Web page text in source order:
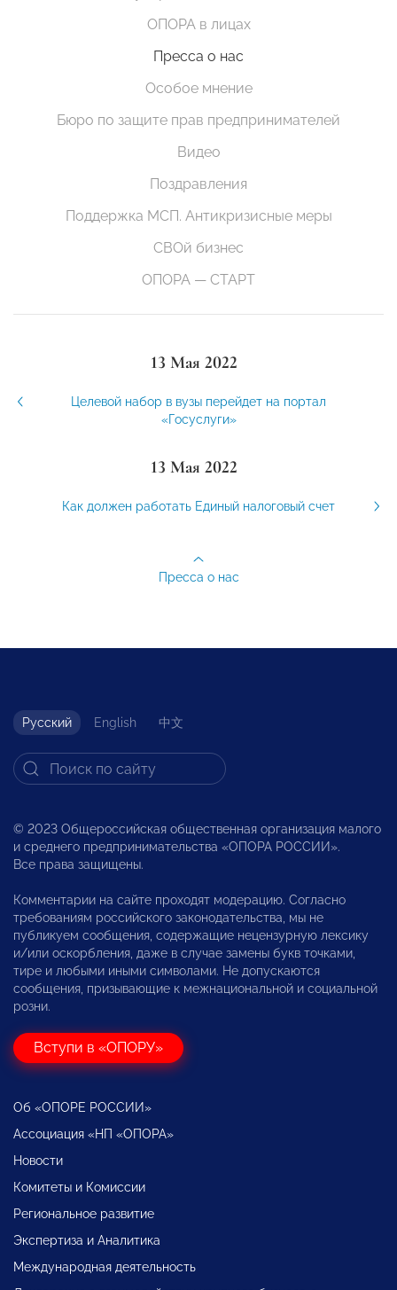
ОПОРА в лицах
Пресса о нас
Особое мнение
Бюро по защите прав предпринимателей
Видео
Поздравления
Поддержка МСП. Антикризисные меры
СВОй бизнес
ОПОРА — СТАРТ
13 Мая 2022
Целевой набор в вузы перейдет на портал
«Госуслуги»
13 Мая 2022
Как должен работать Единый налоговый счет
Пресса о нас
Русский English 中文
© 2023 Общероссийская общественная организация малого
и среднего предпринимательства «ОПОРА РОССИИ».
Все права защищены.
Комментарии на сайте проходят модерацию. Согласно
требованиям российского законодательства, мы не
публикуем сообщения, содержащие нецензурную лексику
и/или оскорбления, даже в случае замены букв точками,
тире и любыми иными символами. Не допускаются
сообщения, призывающие к межнациональной и социальной
розни.
Вступи в «ОПОРУ»
Об «ОПОРЕ РОССИИ»
Ассоциация «НП «ОПОРА»
Новости
Комитеты и Комиссии
Региональное развитие
Экспертиза и Аналитика
Международная деятельность